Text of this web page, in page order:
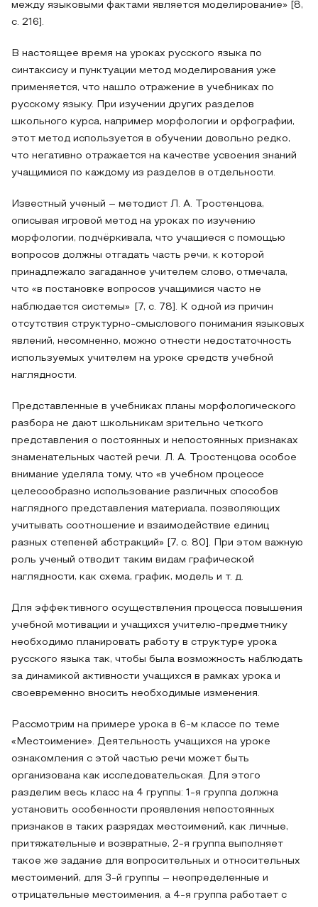
между языковыми фактами является моделирование» [8,
с. 216].
В настоящее время на уроках русского языка по
синтаксису и пунктуации метод моделирования уже
применяется, что нашло отражение в учебниках по
русскому языку. При изучении других разделов
школьного курса, например морфологии и орфографии,
этот метод используется в обучении довольно редко,
что негативно отражается на качестве усвоения знаний
учащимися по каждому из разделов в отдельности.
Известный ученый – методист Л. А. Тростенцова,
описывая игровой метод на уроках по изучению
морфологии, подчёркивала, что учащиеся с помощью
вопросов должны отгадать часть речи, к которой
принадлежало загаданное учителем слово, отмечала,
что «в постановке вопросов учащимися часто не
наблюдается системы»
[7, с. 78]. К одной из причин
отсутствия структурно-смыслового понимания языковых
явлений, несомненно, можно отнести недостаточность
используемых учителем на уроке средств учебной
наглядности.
Представленные в учебниках планы морфологического
разбора не дают школьникам зрительно четкого
представления о постоянных и непостоянных признаках
знаменательных частей речи. Л. А. Тростенцова особое
внимание уделяла тому, что «в учебном процессе
целесообразно использование различных способов
наглядного представления материала, позволяющих
учитывать соотношение и взаимодействие единиц
разных степеней абстракций» [7, с. 80]. При этом важную
роль ученый отводит таким видам графической
наглядности, как схема, график, модель и т. д.
Для эффективного осуществления процесса повышения
учебной мотивации и учащихся учителю-предметнику
необходимо планировать работу в структуре урока
русского языка так, чтобы была возможность наблюдать
за динамикой активности учащихся в рамках урока и
своевременно вносить необходимые изменения.
Рассмотрим на примере урока в 6-м классе по теме
«Местоимение». Деятельность учащихся на уроке
ознакомления с этой частью речи может быть
организована как исследовательская. Для этого
разделим весь класс на 4 группы: 1-я группа должна
установить особенности проявления непостоянных
признаков в таких разрядах местоимений, как личные,
притяжательные и возвратные, 2-я группа выполняет
такое же задание для вопросительных и относительных
местоимений, для 3-й группы – неопределенные и
отрицательные местоимения, а 4-я группа работает с